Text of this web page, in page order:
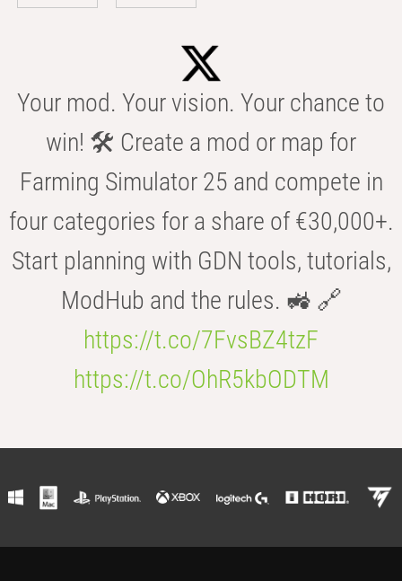
Your mod. Your vision. Your chance to
win! 🛠️ Create a mod or map for
Farming Simulator 25 and compete in
four categories for a share of €30,000+.
Start planning with GDN tools, tutorials,
ModHub and the rules. 🚜 🔗
https://t.co/7FvsBZ4tzF
https://t.co/OhR5kbODTM